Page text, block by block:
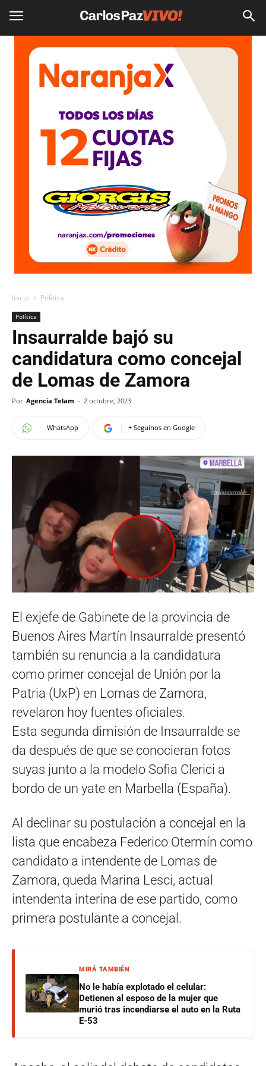
Inicio Política
Política
Insaurralde bajó su
candidatura como concejal
de Lomas de Zamora
Por Agencia Telam - 2 octubre, 2023
WhatsApp + Seguinos en Google
El exjefe de Gabinete de la provincia de
Buenos Aires Martín Insaurralde presentó
también su renuncia a la candidatura
como primer concejal de Unión por la
Patria (UxP) en Lomas de Zamora,
revelaron hoy fuentes oficiales.
Esta segunda dimisión de Insaurralde se
da después de que se conocieran fotos
suyas junto a la modelo Sofia Clerici a
bordo de un yate en Marbella (España).
Al declinar su postulación a concejal en la
lista que encabeza Federico Otermín como
candidato a intendente de Lomas de
Zamora, queda Marina Lesci, actual
intendenta interina de ese partido, como
primera postulante a concejal.
MIRÁ TAMBIÉN
No le había explotado el celular:
Detienen al esposo de la mujer que
murió tras incendiarse el auto en la Ruta
E-53